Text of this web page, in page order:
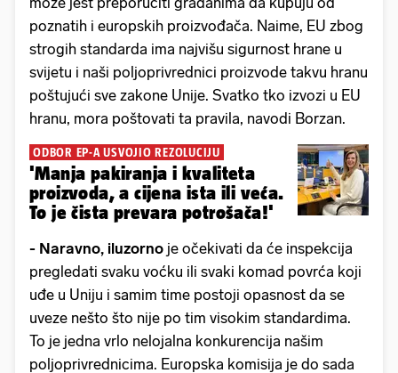
poznatih i europskih proizvođača. Naime, EU zbog
strogih standarda ima najvišu sigurnost hrane u
svijetu i naši poljoprivrednici proizvode takvu hranu
poštujući sve zakone Unije. Svatko tko izvozi u EU
hranu, mora poštovati ta pravila, navodi Borzan.
ODBOR EP-A USVOJIO REZOLUCIJU
'Manja pakiranja i kvaliteta
proizvoda, a cijena ista ili veća.
To je čista prevara potrošača!'
- Naravno, iluzorno je očekivati da će inspekcija
pregledati svaku voćku ili svaki komad povrća koji
uđe u Uniju i samim time postoji opasnost da se
uveze nešto što nije po tim visokim standardima.
To je jedna vrlo nelojalna konkurencija našim
poljoprivrednicima. Europska komisija je do sada